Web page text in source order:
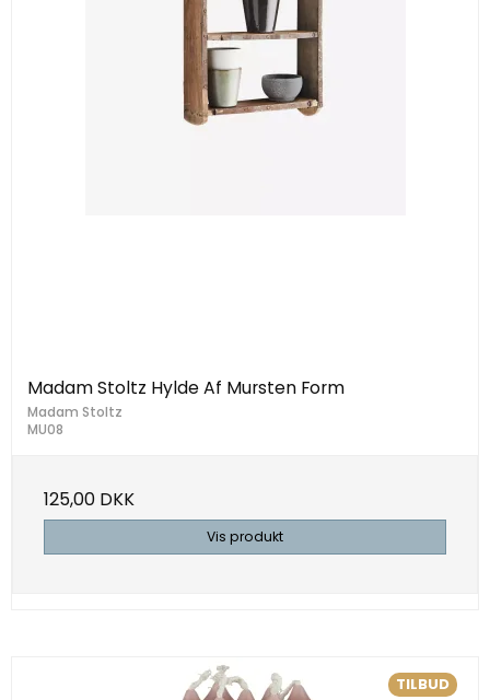
Madam Stoltz Hylde Af Mursten Form
Madam Stoltz
MU08
125,00 DKK
Vis produkt
TILBUD